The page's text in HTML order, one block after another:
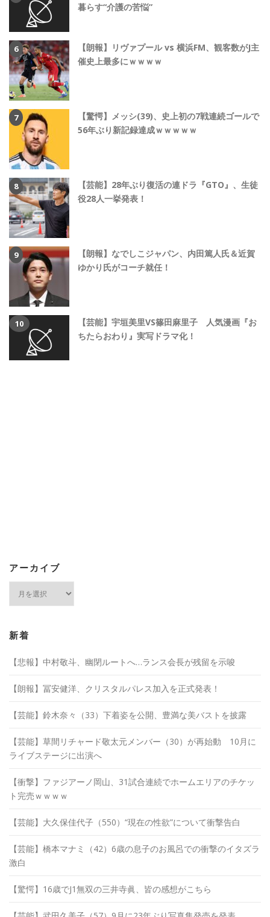
暮らす“介護の苦悩”
【朗報】リヴァプール vs 横浜FM、観客数がJ主
催史上最多にｗｗｗｗ
【驚愕】メッシ(39)、史上初の7戦連続ゴールで
56年ぶり新記録達成ｗｗｗｗｗ
【芸能】28年ぶり復活の連ドラ『GTO』、生徒
役28人一挙発表！
【朗報】なでしこジャパン、内田篤人氏＆近賀
ゆかり氏がコーチ就任！
【芸能】宇垣美里VS篠田麻里子 人気漫画『お
ちたらおわり』実写ドラマ化！
アーカイブ
ブ
新着
【悲報】中村敬斗、幽閉ルートへ…ランス会長が残留を示唆
【朗報】冨安健洋、クリスタルパレス加入を正式発表！
【芸能】鈴木奈々（33）下着姿を公開、豊満な美バストを披露
【芸能】草間リチャード敬太元メンバー（30）が再始動 10月に
ライブステージに出演へ
【衝撃】ファジアーノ岡山、31試合連続でホームエリアのチケッ
ト完売ｗｗｗｗ
【芸能】大久保佳代子（550）“現在の性欲”について衝撃告白
【芸能】橋本マナミ（42）6歳の息子のお風呂での衝撃のイタズラ
激白
【驚愕】16歳でJ1無双の三井寺眞、皆の感想がこちら